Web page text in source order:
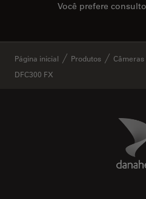
Você prefere
Página inicial Produtos
DFC300 FX